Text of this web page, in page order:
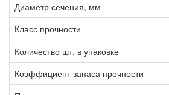
Диаметр сечения, мм
Класс прочности
Количество шт. в упаковке
Коэффициент запаса прочности